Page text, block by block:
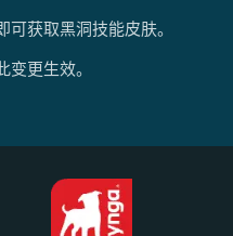
获取黑洞技能皮肤。
更生效。